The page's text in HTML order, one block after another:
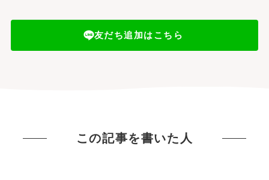
友だち追加はこちら
この記事を書いた人